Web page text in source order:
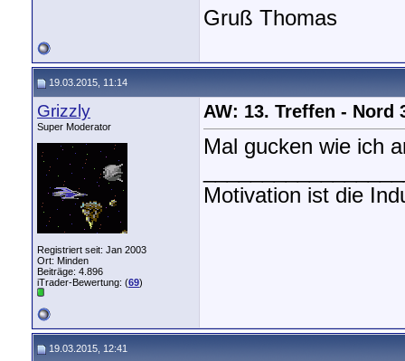
Gruß Thomas
19.03.2015, 11:14
Grizzly
Super Moderator
Registriert seit: Jan 2003
Ort: Minden
Beiträge: 4.896
iTrader-Bewertung: (69)
AW: 13. Treffen - Nord
Mal gucken wie ich
Motivation ist die
19.03.2015, 12:41